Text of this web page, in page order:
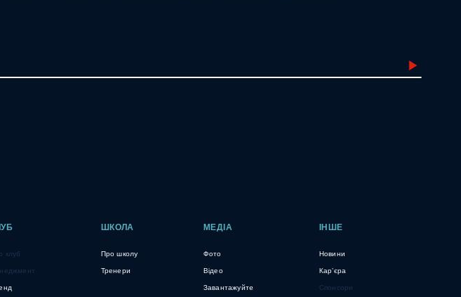
клуб
ШКОЛА
Про школу
Тренери
МЕДІА
Фото
Відео
Завантажуйте
ІНШЕ
Новини
Кар’єра
Спонсори